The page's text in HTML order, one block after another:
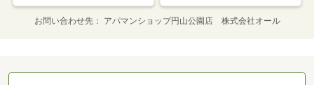
お問い合わせ先 アパマンショップ円山公園店 株式会社オール